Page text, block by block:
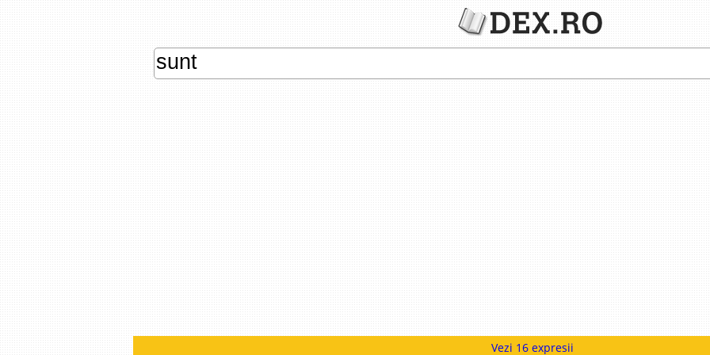
Vezi 16 expresii